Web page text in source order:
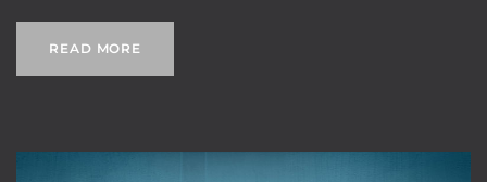
READ MORE